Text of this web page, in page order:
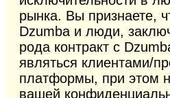
рынка. Вы признаете,
Dzumba и люди,
рода контракт с
являться клиентами/
платформы, при этом
вашей